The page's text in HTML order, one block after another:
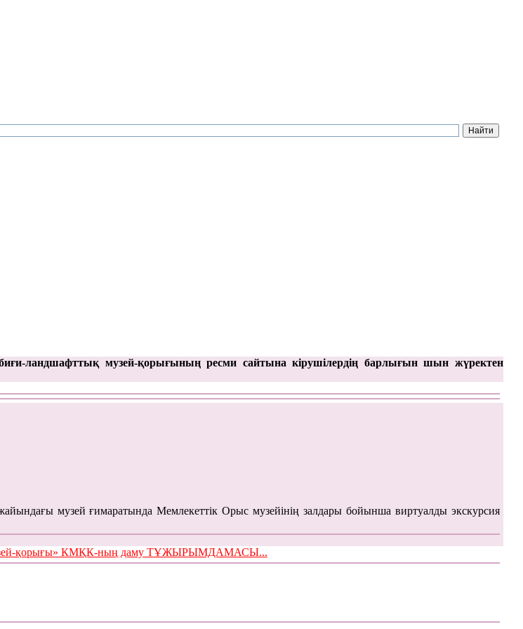
ландшафттық музей-қорығының ресми сайтына кірушілердің барлығын шын жүректен
музей ғимаратында Мемлекеттік Орыс музейінің залдары бойынша виртуалды экскурсия
музей-қорығы» КМҚК-ның даму ТҰЖЫРЫМДАМАСЫ...